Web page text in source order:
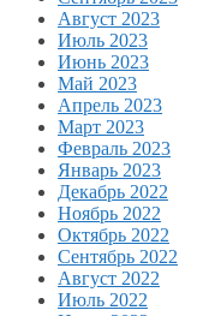
Август 2023
Июль 2023
Июнь 2023
Май 2023
Апрель 2023
Март 2023
Февраль 2023
Январь 2023
Декабрь 2022
Ноябрь 2022
Октябрь 2022
Сентябрь 2022
Август 2022
Июль 2022